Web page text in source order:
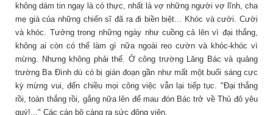
không dám tin ngay là có thực, nhất là vợ những người vợ lĩnh, cha
mẹ già của những chiến sĩ đã ra đi biền biệt... Khóc và cười. Cười
và khóc. Tưởng trong những ngày như cuồng cả lên vì đại thắng,
không ai còn có thể làm gì nữa ngoài reo cườn và khóc-khóc vì
mừng. Nhưng không phải thế. Ở công trường Lăng Bác và quảng
trường Ba Đình dù có bị gián đoạn gần như mất một buổi sáng cực
kỳ mừng vui, đến chiều mọi công việc vẫn lại tiếp tục. "Đại thắng
rồi, toàn thắng rồi, gắng nữa lên để mau đón Bác trở về Thủ đô yêu
quý!..." Các cán bộ càng ra sức động viên.